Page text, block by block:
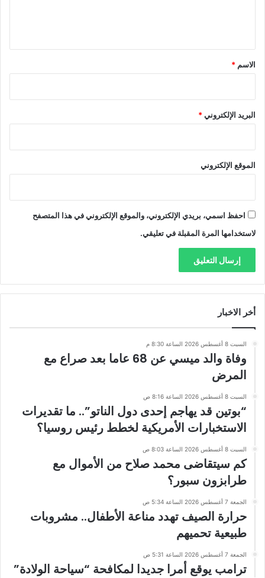
*
الاسم *
البريد الإلكتروني*
الموقع الإلكتروني
احفظ اسمي، بريدي الإلكتروني، والموقع الإلكتروني في هذا المتصفح
لاستخدامها المرة المقبلة في تعليقي.
أخر الاخبار
السبت 8 أغسطس 2026 الساعة 8:30 م
وفاة والد ميسي عن 68 عاما بعد صراع مع
المرض
السبت 8 أغسطس 2026 الساعة 8:16 ص
“بوتين قد يهاجم إحدى دول الناتو”.. ما تقديرات
الاستخبارات الأمريكية لخطط رئيس روسيا؟
السبت 8 أغسطس 2026 الساعة 8:03 ص
كم سيتقاضى محمد صلاح من الأموال مع
طرابزون سبور؟
الجمعة 7 أغسطس 2026 الساعة 5:34 ص
حرارة الصيف تهدد مناعة الأطفال.. مشروبات
طبيعية تحميهم
الجمعة 7 أغسطس 2026 الساعة 5:31 ص
ترامب يوقع أمرا جديدا لمكافحة “سياحة الولادة”